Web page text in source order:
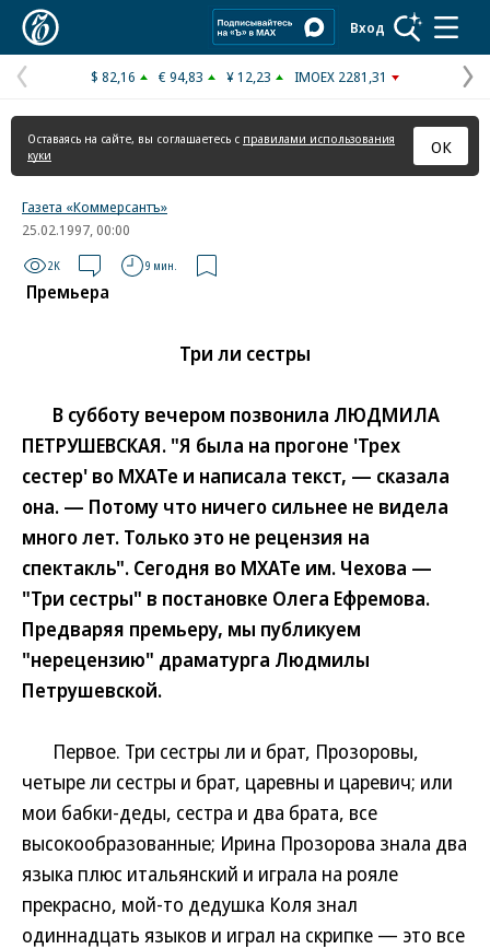
Вход
Предыдущая
страница
$ 82,16 € 94,83 ¥ 12,23 IMOEX 2281,31
Оставаясь на сайте, вы соглашаетесь с правилами использования
куки
ОК
Газета «Коммерсантъ»
25.02.1997, 00:00
2K 9 мин.
Премьера
Три ли сестры
В субботу вечером позвонила ЛЮДМИЛА
ПЕТРУШЕВСКАЯ. "Я была на прогоне 'Трех
сестер' во МХАТе и написала текст, — сказала
она. — Потому что ничего сильнее не видела
много лет. Только это не рецензия на
спектакль". Сегодня во МХАТе им. Чехова —
"Три сестры" в постановке Олега Ефремова.
Предваряя премьеру, мы публикуем
"нерецензию" драматурга Людмилы
Петрушевской.
Первое. Три сестры ли и брат, Прозоровы,
четыре ли сестры и брат, царевны и царевич; или
мои бабки-деды, сестра и два брата, все
высокообразованные; Ирина Прозорова знала два
языка плюс итальянский и играла на рояле
прекрасно, мой-то дедушка Коля знал
одиннадцать языков и играл на скрипке — это все